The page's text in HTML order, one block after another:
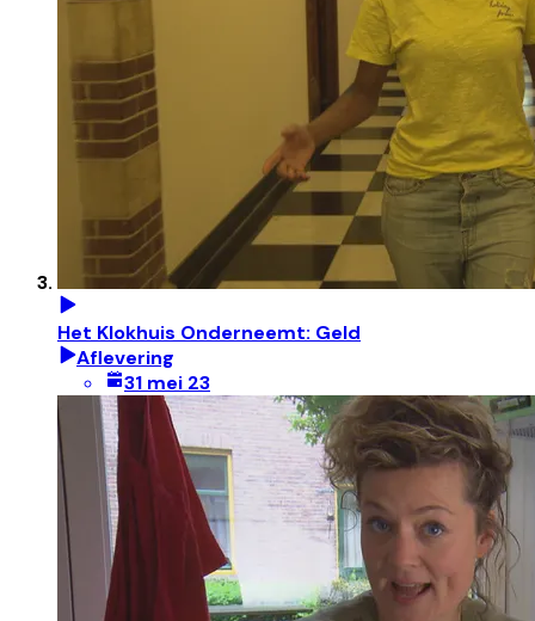
Het Klokhuis Onderneemt: Geld
Aflevering
31 mei 23